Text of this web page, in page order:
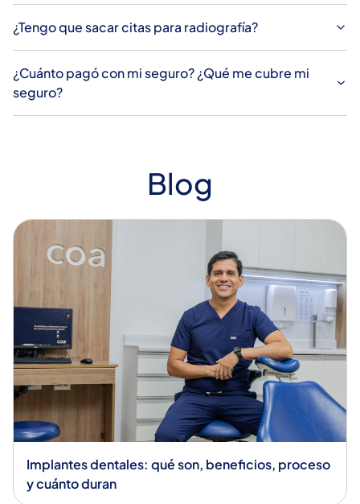
¿Tengo que sacar citas para radiografía?
¿Cuánto pagó con mi seguro? ¿Qué me cubre mi
seguro?
Blog
Implantes dentales: qué son, beneficios, proceso
y cuánto duran